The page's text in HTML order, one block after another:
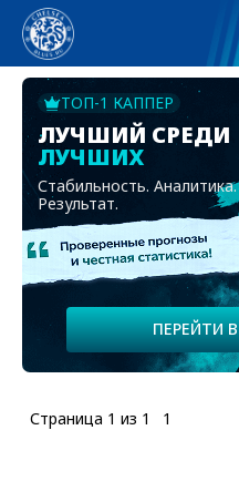
ТОП-1 КАППЕР
ЛУЧШИЙ СРЕДИ
ЛУЧШИХ
Стабильность. Аналитика.
Результат.
ПЕРЕЙТИ
Страница 1 из 1 1